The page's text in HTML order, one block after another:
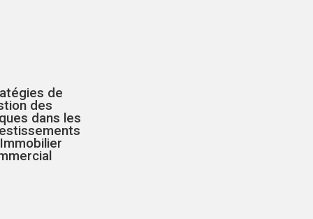
de
des
dans les